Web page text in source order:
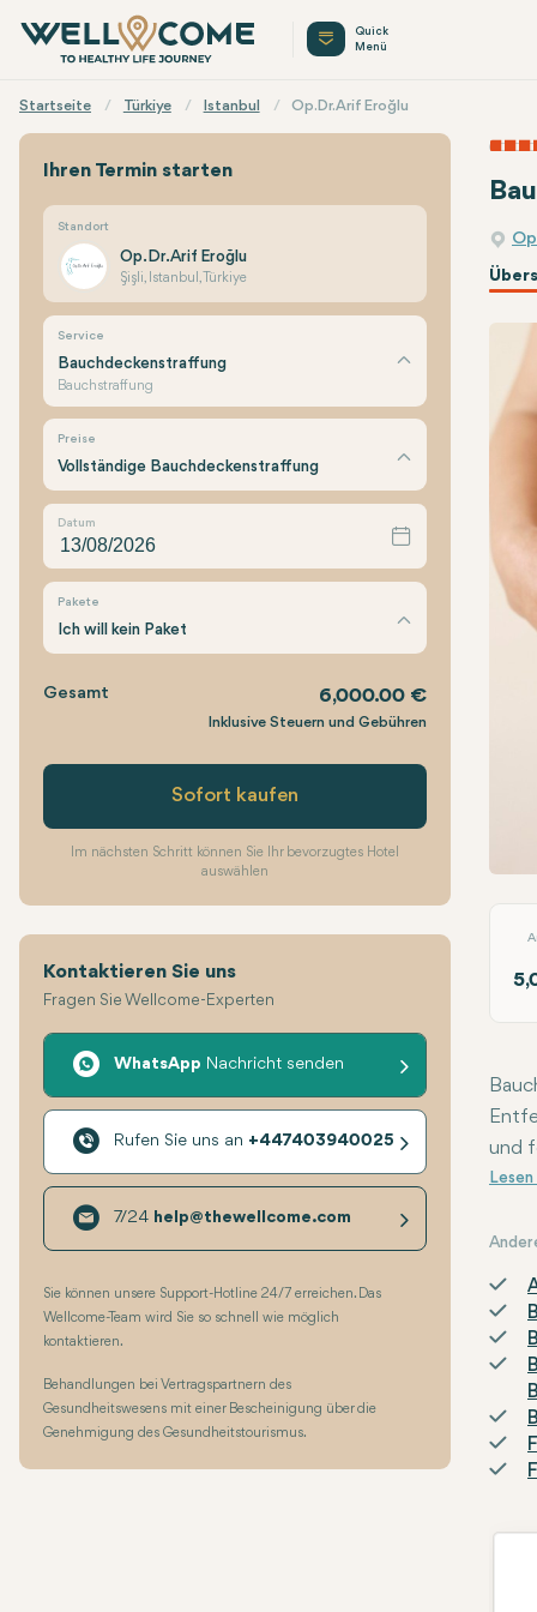
Quick
Menü
Startseite Türkiye Istanbul Op.Dr. Arif Eroğlu
und
Ihren Termin starten
Standort
Op.Dr. Arif Eroğlu
Şişli, Istanbul, Türkiye
Service
Bauchdeckenstraffung
Bauchstraffung
Preise
Vollständige Bauchdeckenstraffung
Datum
Pakete
Ich will kein Paket
Gesamt 6,000.00 €
Inklusive Steuern und Gebühren
Sofort kaufen
Im nächsten Schritt können Sie Ihr bevorzugtes Hotel
auswählen
Kontaktieren Sie uns
Fragen Sie Wellcome-Experten
WhatsApp Nachricht senden
Rufen Sie uns an +447403940025
7/24 help@thewellcome.com
Sie können unsere Support-Hotline 24/7 erreichen. Das
Wellcome-Team wird Sie so schnell wie möglich
kontaktieren.
Behandlungen bei Vertragspartnern des
Gesundheitswesens mit einer Bescheinigung über die
Genehmigung des Gesundheitstourismus.